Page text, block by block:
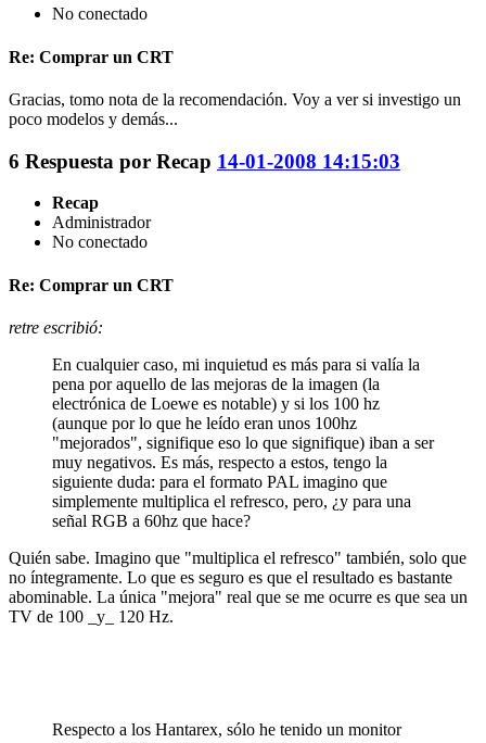
No conectado
Re: Comprar un CRT
Gracias, tomo nota de la recomendación. Voy a ver si investigo un
poco modelos y demás...
6 Respuesta por Recap 14-01-2008 14:15:03
Recap
Administrador
No conectado
Re: Comprar un CRT
retre escribió:
En cualquier caso, mi inquietud es más para si valía la
pena por aquello de las mejoras de la imagen (la
electrónica de Loewe es notable) y si los 100 hz
(aunque por lo que he leído eran unos 100hz
"mejorados", signifique eso lo que signifique) iban a ser
muy negativos. Es más, respecto a estos, tengo la
siguiente duda: para el formato PAL imagino que
simplemente multiplica el refresco, pero, ¿y para una
señal RGB a 60hz que hace?
Quién sabe. Imagino que "multiplica el refresco" también, solo que
no íntegramente. Lo que es seguro es que el resultado es bastante
abominable. La única "mejora" real que se me ocurre es que sea un
TV de 100 _y_ 120 Hz.
Respecto a los Hantarex, sólo he tenido un monitor